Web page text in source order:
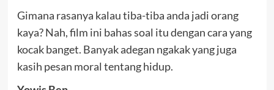
Gimana rasanya kalau tiba-tiba anda jadi orang
kaya? Nah, film ini bahas soal itu dengan cara yang
kocak banget. Banyak adegan ngakak yang juga
kasih pesan moral tentang hidup.